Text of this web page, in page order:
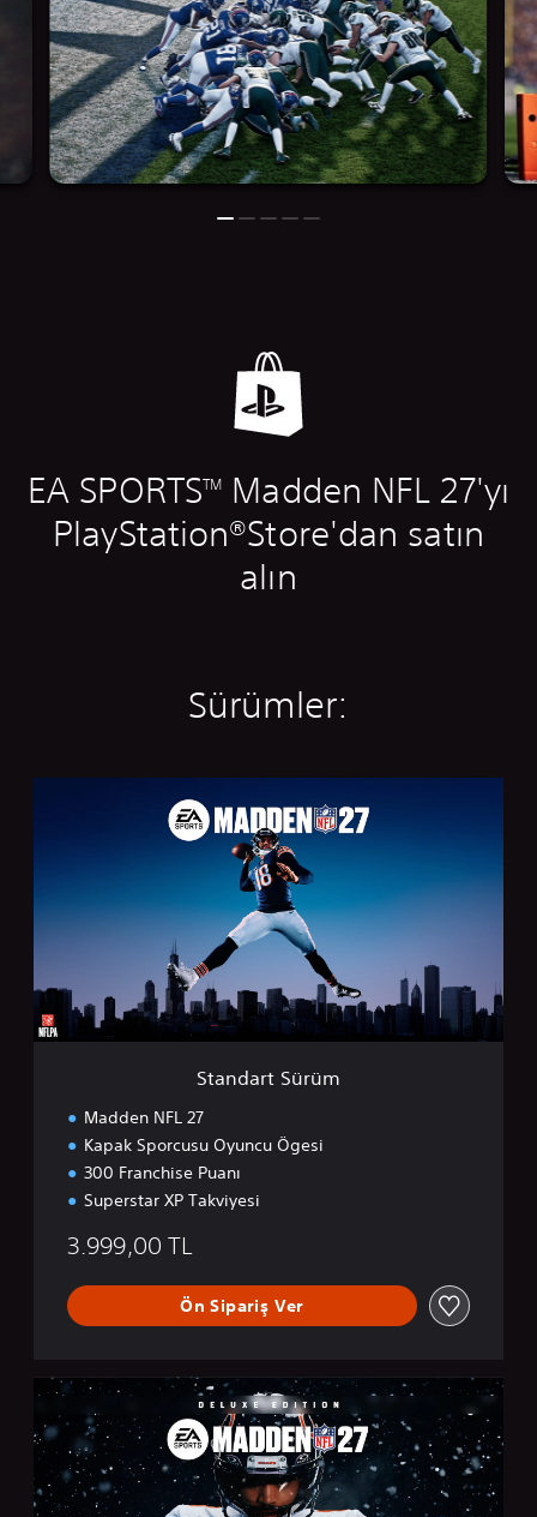
EA SPORTSTM Madden NFL 27'yı
PlayStation®Store'dan satın
alın
Sürümler:
ü
ü
Standart Sürüm
Madden NFL 27
Kapak Sporcusu Oyuncu Ögesi
300 Franchise Puanı
Superstar XP Takviyesi
3.999,00 TL
Ön Sipariş Ver
l
u
x
e